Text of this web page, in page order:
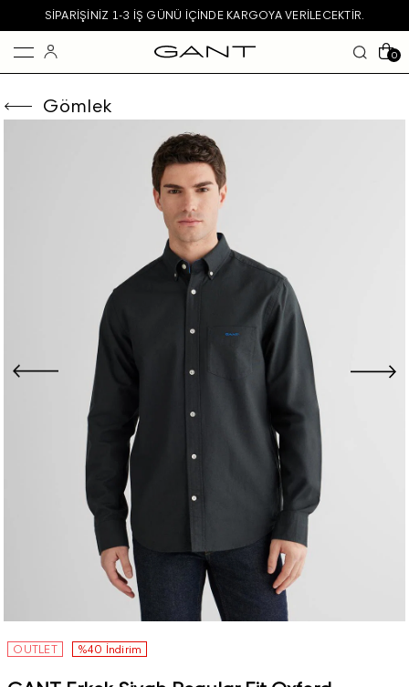
SIPARIŞINIZ 1-3 IŞ GÜNÜ IÇINDE KARGOYA VERILECEKTIR.
0
Gömlek
OUTLET %40 İndirim